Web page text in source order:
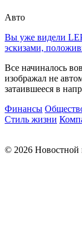
Авто
Вы уже видели
эскизами,
Все начиналось
изображал не
затаившееся в
Финансы
Стиль жизни
© 2026 Новостной